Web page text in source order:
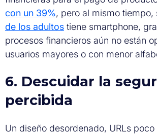
con un 39%, pero al mismo tiempo,
de los adultos tiene smartphone,
procesos financieros aún no están
usuarios mayores o con menor
6. Descuidar la
percibida
Un diseño desordenado, URLs